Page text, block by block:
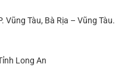
Vũng Tàu, Bà Rịa – Vũng Tàu.
Long An